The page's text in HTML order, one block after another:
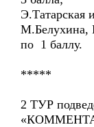
Э.Татарская
М.Белухина,
по 1 баллу.
*****
2 ТУР